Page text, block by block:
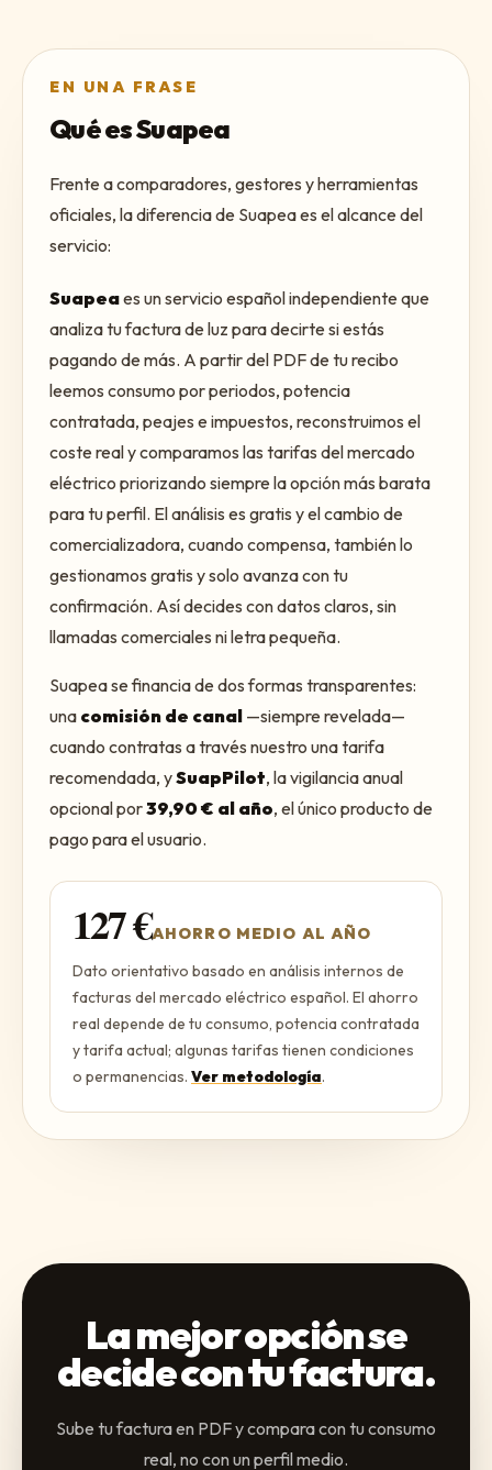
EN UNA FRASE
Qué es Suapea
Frente a comparadores, gestores y herramientas
oficiales, la diferencia de Suapea es el alcance del
servicio:
Suapeaes un servicio español independiente que
analiza tu factura de luz para decirte si estás
pagando de más. A partir del PDF de tu recibo
leemos consumo por periodos, potencia
contratada, peajes e impuestos, reconstruimos el
coste real y comparamos las tarifas del mercado
eléctrico priorizando siempre la opción más barata
para tu perfil. El análisis es gratis y el cambio de
comercializadora, cuando compensa, también lo
gestionamos gratis y solo avanza con tu
confirmación. Así decides con datos claros, sin
llamadas comerciales ni letra pequeña.
Suapea se financia de dos formas transparentes:
una comisión de canal —siempre revelada—
cuando contratas a través nuestro una tarifa
recomendada, ySuapPilot, la vigilancia anual
opcional por39,90€ al año, el único producto de
pago para el usuario.
127€AHORRO MEDIO AL AÑO
Dato orientativo basado en análisis internos de
facturas del mercado eléctrico español. El ahorro
real depende de tu consumo, potencia contratada
y tarifa actual; algunas tarifas tienen condiciones
o permanencias. Ver metodología.
La mejor opción se
decide con tu factura.
Sube tu factura en PDF y compara con tu consumo
real, no con un perfil medio.